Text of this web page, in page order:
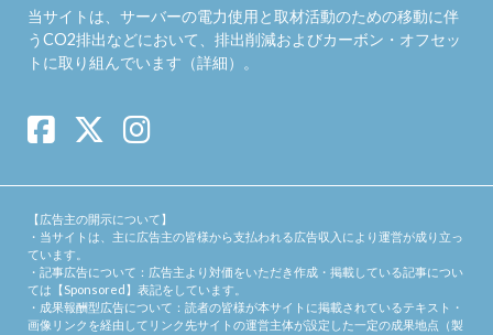
当サイトは、サーバーの電力使用と取材活動のための移動に伴
うCO2排出などにおいて、排出削減およびカーボン・オフセッ
トに取り組んでいます（詳細）。
【広告主の開示について】
・当サイトは、主に広告主の皆様から支払われる広告収入により運営が成り立っ
ています。
・記事広告について：広告主より対価をいただき作成・掲載している記事につい
ては【Sponsored】表記をしています。
・成果報酬型広告について：読者の皆様が本サイトに掲載されているテキスト・
画像リンクを経由してリンク先サイトの運営主体が設定した一定の成果地点（製